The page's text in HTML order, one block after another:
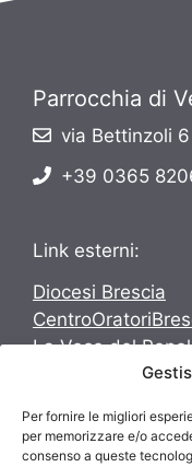
Per fornire le migliori
per memorizzare e/o
consenso a queste
Parrocchia di
via Bettinzoli
+39 0365
Link esterni:
Diocesi Brescia
La Voce del
Seguici su: